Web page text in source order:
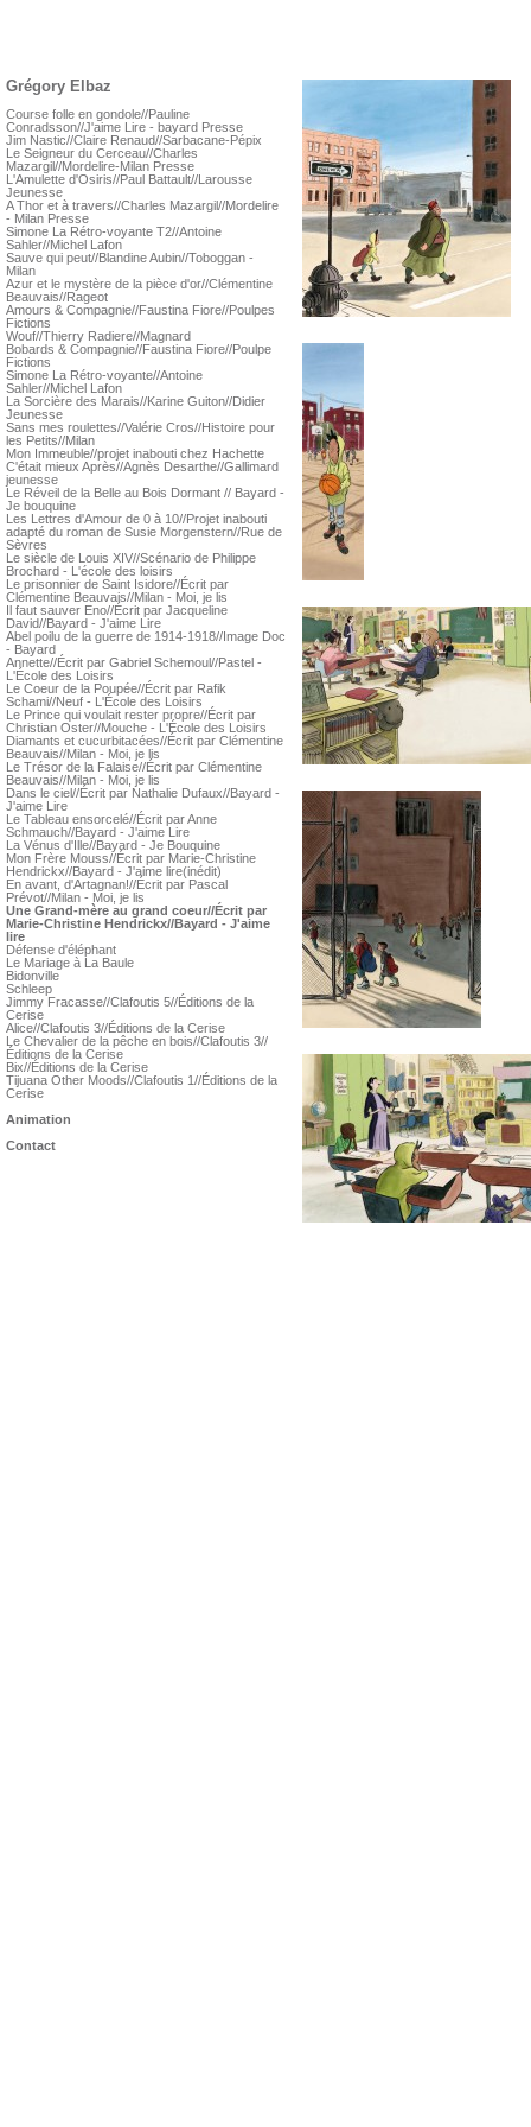
Grégory Elbaz
Course folle en gondole//Pauline
Conradsson//J'aime Lire - bayard Presse
Jim Nastic//Claire Renaud//Sarbacane-Pépix
Le Seigneur du Cerceau//Charles
Mazargil//Mordelire-Milan Presse
L'Amulette d'Osiris//Paul Battault//Larousse
Jeunesse
A Thor et à travers//Charles Mazargil//Mordelire
- Milan Presse
Simone La Rétro-voyante T2//Antoine
Sahler//Michel Lafon
Sauve qui peut//Blandine Aubin//Toboggan -
Milan
Azur et le mystère de la pièce d'or//Clémentine
Beauvais//Rageot
Amours & Compagnie//Faustina Fiore//Poulpes
Fictions
Wouf//Thierry Radiere//Magnard
Bobards & Compagnie//Faustina Fiore//Poulpe
Fictions
Simone La Rétro-voyante//Antoine
Sahler//Michel Lafon
La Sorcière des Marais//Karine Guiton//Didier
Jeunesse
Sans mes roulettes//Valérie Cros//Histoire pour
les Petits//Milan
Mon Immeuble//projet inabouti chez Hachette
C'était mieux Après//Agnès Desarthe//Gallimard
jeunesse
Le Réveil de la Belle au Bois Dormant // Bayard -
Je bouquine
Les Lettres d'Amour de 0 à 10//Projet inabouti
adapté du roman de Susie Morgenstern//Rue de
Sèvres
Le siècle de Louis XIV//Scénario de Philippe
Brochard - L'école des loisirs
Le prisonnier de Saint Isidore//Écrit par
Clémentine Beauvais//Milan - Moi, je lis
Il faut sauver Eno//Écrit par Jacqueline
David//Bayard - J'aime Lire
Abel poilu de la guerre de 1914-1918//Image Doc
- Bayard
Annette//Écrit par Gabriel Schemoul//Pastel -
L'École des Loisirs
Le Coeur de la Poupée//Écrit par Rafik
Schami//Neuf - L'École des Loisirs
Le Prince qui voulait rester propre//Écrit par
Christian Oster//Mouche - L'École des Loisirs
Diamants et cucurbitacées//Écrit par Clémentine
Beauvais//Milan - Moi, je lis
Le Trésor de la Falaise//Écrit par Clémentine
Beauvais//Milan - Moi, je lis
Dans le ciel//Écrit par Nathalie Dufaux//Bayard -
J'aime Lire
Le Tableau ensorcelé//Écrit par Anne
Schmauch//Bayard - J'aime Lire
La Vénus d'Ille//Bayard - Je Bouquine
Mon Frère Mouss//Écrit par Marie-Christine
Hendrickx//Bayard - J'aime lire(inédit)
En avant, d'Artagnan!//Écrit par Pascal
Prévot//Milan - Moi, je lis
Une Grand-mère au grand coeur//Écrit par
Marie-Christine Hendrickx//Bayard - J'aime
lire
Défense d'éléphant
Le Mariage à La Baule
Bidonville
Schleep
Jimmy Fracasse//Clafoutis 5//Éditions de la
Cerise
Alice//Clafoutis 3//Éditions de la Cerise
Le Chevalier de la pêche en bois//Clafoutis 3//
Éditions de la Cerise
Bix//Éditions de la Cerise
Tijuana Other Moods//Clafoutis 1//Éditions de la
Cerise
Animation
Contact